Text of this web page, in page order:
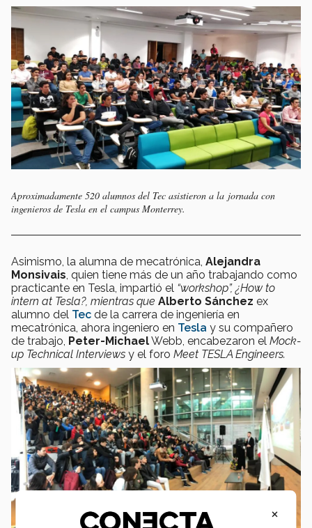
Aproximadamente 520 alumnos del Tec asistieron a la jornada con
ingenieros de Tesla en el campus Monterrey.
Asimismo, la alumna de mecatrónica, Alejandra
Monsivais , quien tiene más de un año trabajando como
practicante en Tesla, impartió el “workshop”, ¿How to
intern at Tesla?, mientras que Alberto Sánchez ex
alumno del Tec de la carrera de ingeniería en
mecatrónica, ahora ingeniero en Tesla y su compañero
de trabajo, Peter-MichaelWebb, encabezaron el Mock-
up Technical Interviews y el foro Meet TESLA Engineers.
×